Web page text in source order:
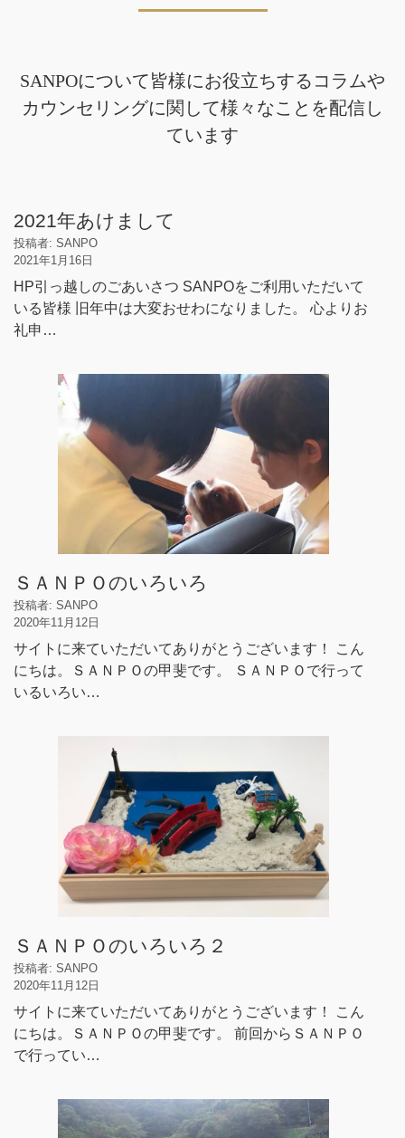
SANPOについて皆様にお役立ちするコラムや
カウンセリングに関して様々なことを配信し
ています
2021年あけまして
投稿者: SANPO
2021年1月16日
HP引っ越しのごあいさつ SANPOをご利用いただいて
いる皆様 旧年中は大変おせわになりました。 心よりお
礼申…
ＳＡＮＰＯのいろいろ
投稿者: SANPO
2020年11月12日
サイトに来ていただいてありがとうございます！ こん
にちは。ＳＡＮＰＯの甲斐です。 ＳＡＮＰＯで行って
いるいろい…
ＳＡＮＰＯのいろいろ２
投稿者: SANPO
2020年11月12日
サイトに来ていただいてありがとうございます！ こん
にちは。ＳＡＮＰＯの甲斐です。 前回からＳＡＮＰＯ
で行ってい…